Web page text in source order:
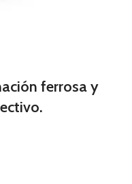
ferrosa y